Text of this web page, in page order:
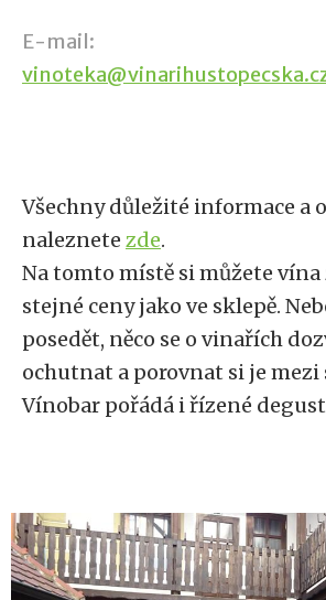
E-mail:
Všechny důležité informace a
naleznete zde.
Na tomto místě si můžete
stejné ceny jako ve sklepě.
posedět, něco se o vinařích
ochutnat a porovnat si je mezi
Vínobar pořádá i řízené